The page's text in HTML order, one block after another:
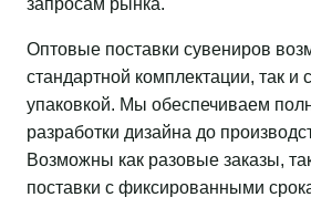
запросам рынка.
Оптовые поставки сувениров
стандартной комплектации, так и
упаковкой. Мы обеспечиваем
разработки дизайна до
Возможны как разовые заказы,
поставки с фиксированными